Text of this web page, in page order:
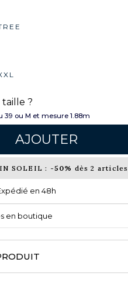
?
ou M et mesure 1.88m
AJOUTER
SOLEIL : -50% dès 2 articles
en 48h
en boutique